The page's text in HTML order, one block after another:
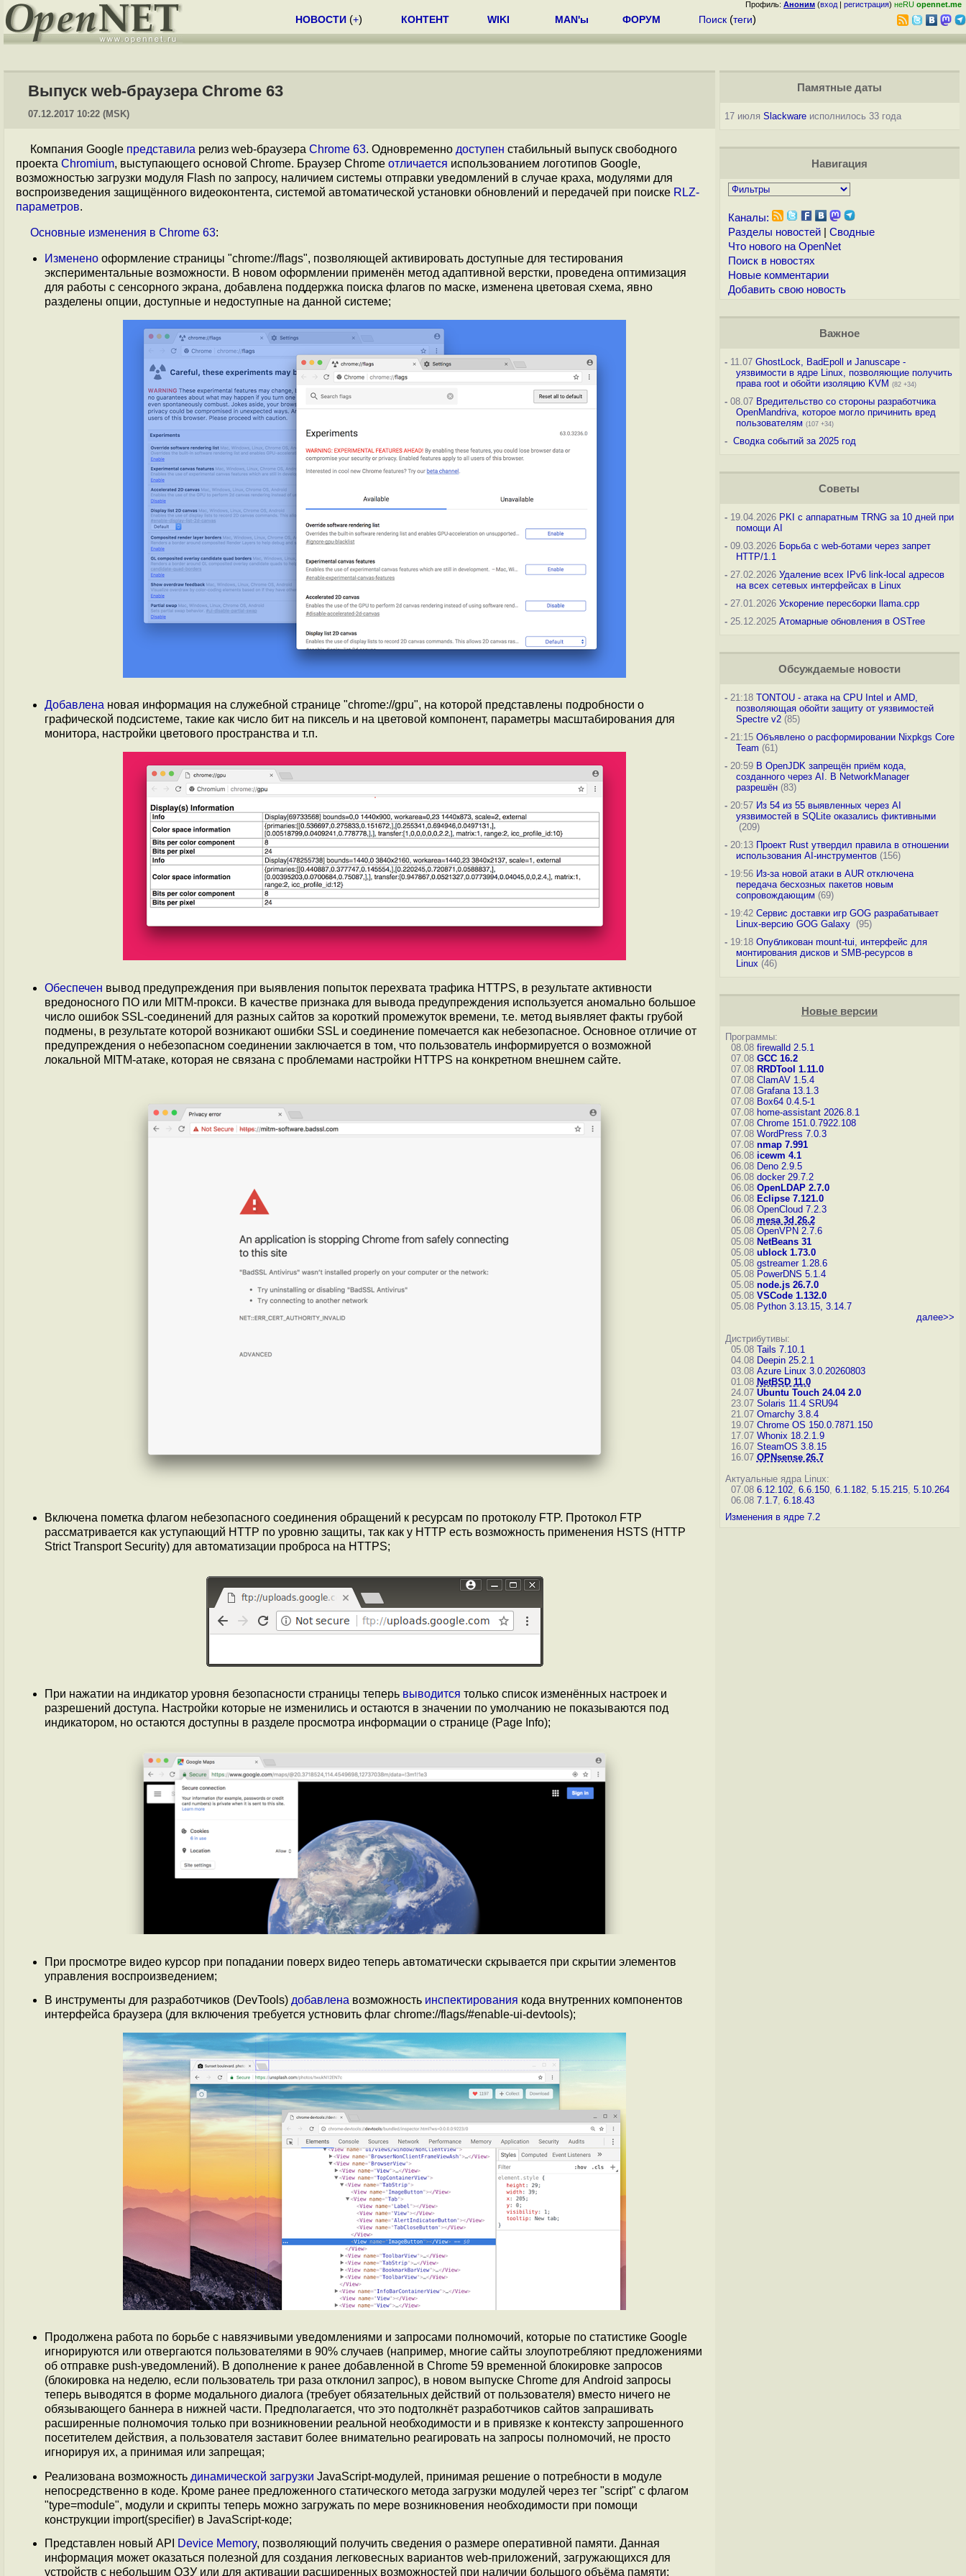
Профиль: Аноним (вход | регистрация) неRU opennet.me
НОВОСТИ (+) КОНТЕНТ WIKI MAN'ы ФОРУМ Поиск (теги)
Выпуск web-браузера Chrome 63
07.12.2017 10:22 (MSK)
Компания Google представила релиз web-браузера Chrome 63. Одновременно доступен стабильный выпуск свободного
проекта Chromium, выступающего основой Chrome. Браузер Chrome отличается использованием логотипов Google,
возможностью загрузки модуля Flash по запросу, наличием системы отправки уведомлений в случае краха, модулями для
воспроизведения защищённого видеоконтента, системой автоматической установки обновлений и передачей при поиске RLZ-
параметров.
Основные изменения в Chrome 63:
Изменено оформление страницы "chrome://flags", позволяющей активировать доступные для тестирования
экспериментальные возможности. В новом оформлении применён метод адаптивной верстки, проведена оптимизация
для работы с сенсорного экрана, добавлена поддержка поиска флагов по маске, изменена цветовая схема, явно
разделены опции, доступные и недоступные на данной системе;
Добавлена новая информация на служебной странице "chrome://gpu", на которой представлены подробности о
графической подсистеме, такие как число бит на пиксель и на цветовой компонент, параметры масштабирования для
монитора, настройки цветового пространства и т.п.
Обеспечен вывод предупреждения при выявления попыток перехвата трафика HTTPS, в результате активности
вредоносного ПО или MITM-прокси. В качестве признака для вывода предупреждения используется аномально большое
число ошибок SSL-соединений для разных сайтов за короткий промежуток времени, т.е. метод выявляет факты грубой
подмены, в результате которой возникают ошибки SSL и соединение помечается как небезопасное. Основное отличие от
предупреждения о небезопасном соединении заключается в том, что пользователь информируется о возможной
локальной MITM-атаке, которая не связана с проблемами настройки HTTPS на конкретном внешнем сайте.
Включена пометка флагом небезопасного соединения обращений к ресурсам по протоколу FTP. Протокол FTP
рассматривается как уступающий HTTP по уровню защиты, так как у HTTP есть возможность применения HSTS (HTTP
Strict Transport Security) для автоматизации проброса на HTTPS;
При нажатии на индикатор уровня безопасности страницы теперь выводится только список изменённых настроек и
разрешений доступа. Настройки которые не изменились и остаются в значении по умолчанию не показываются под
индикатором, но остаются доступны в разделе просмотра информации о странице (Page Info);
При просмотре видео курсор при попадании поверх видео теперь автоматически скрывается при скрытии элементов
управления воспроизведением;
В инструменты для разработчиков (DevTools) добавлена возможность инспектирования кода внутренних компонентов
интерфейса браузера (для включения требуется устновить флаг chrome://flags/#enable-ui-devtools);
Продолжена работа по борьбе с навязчивыми уведомлениями и запросами полномочий, которые по статистике Google
игнорируются или отвергаются пользователями в 90% случаев (например, многие сайты злоупотребляют предложениями
об отправке push-уведомлений). В дополнение к ранее добавленной в Chrome 59 временной блокировке запросов
(блокировка на неделю, если пользователь три раза отклонил запрос), в новом выпуске Chrome для Android запросы
теперь выводятся в форме модального диалога (требует обязательных действий от пользователя) вместо ничего не
обязывающего баннера в нижней части. Предполагается, что это подтолкнёт разработчиков сайтов запрашивать
расширенные полномочия только при возникновении реальной необходимости и в привязке к контексту запрошенного
посетителем действия, а пользователя заставит более внимательно реагировать на запросы полномочий, не просто
игнорируя их, а принимая или запрещая;
Реализована возможность динамической загрузки JavaScript-модулей, принимая решение о потребности в модуле
непосредственно в коде. Кроме ранее предложенного статического метода загрузки модулей через тег "script" с флагом
"type=module", модули и скрипты теперь можно загружать по мере возникновения необходимости при помощи
конструкции import(specifier) в JavaScript-коде;
Представлен новый API
Device Memory, позволяющий получить сведения о размере оперативной памяти. Данная
информация может оказаться полезной для создания легковесных вариантов web-приложений, загружающихся для
устройств с небольшим ОЗУ или для активации расширенных возможностей при наличии большого объёма памяти;
Памятные даты
17 июля Slackwareисполнилось 33 года
Навигация
Каналы:
Разделы новостей| Сводные
Что нового на OpenNet
Поиск в новостях
Новые комментарии
Добавить свою новость
Важное
-11.07 GhostLock, BadEpoll и Januscape -
уязвимости в ядре Linux, позволяющие получить
права root и обойти изоляцию KVM (82 +34)
-08.07 Вредительство со стороны разработчика
OpenMandriva, которое могло причинить вред
пользователям (107 +34)
- Сводка событий за 2025 год
Советы
-19.04.2026 PKI с аппаратным TRNG за 10 дней при
помощи AI
-09.03.2026 Борьба с web-ботами через запрет
HTTP/1.1
-27.02.2026 Удаление всех IPv6 link-local адресов
на всех сетевых интерфейсах в Linux
-27.01.2026 Ускорение пересборки llama.cpp
-25.12.2025 Атомарные обновления в OSTree
Обсуждаемые новости
-21:18 TONTOU - атака на CPU Intel и AMD,
позволяющая обойти защиту от уязвимостей
Spectre v2(85)
-21:15 Объявлено о расформировании Nixpkgs Core
Team (61)
-20:59 В OpenJDK запрещён приём кода,
созданного через AI. В NetworkManager
разрешён(83)
-20:57 Из 54 из 55 выявленных через AI
уязвимостей в SQLite оказались фиктивными
(209)
-20:13 Проект Rust утвердил правила в отношении
использования AI-инструментов(156)
-19:56 Из-за новой атаки в AUR отключена
передача бесхозных пакетов новым
сопровождающим (69)
-19:42 Сервис доставки игр GOG разрабатывает
Linux-версию GOG Galaxy (95)
-19:18 Опубликован mount-tui, интерфейс для
монтирования дисков и SMB-ресурсов в
Linux (46)
Новые версии
Программы:
08.08 firewalld 2.5.1
07.08 GCC 16.2
07.08 RRDTool 1.11.0
07.08 ClamAV 1.5.4
07.08 Grafana 13.1.3
07.08 Box64 0.4.5-1
07.08 home-assistant 2026.8.1
07.08 Chrome 151.0.7922.108
07.08 WordPress 7.0.3
07.08 nmap 7.991
06.08 icewm 4.1
06.08 Deno 2.9.5
06.08 docker 29.7.2
06.08 OpenLDAP 2.7.0
06.08 Eclipse 7.121.0
06.08 OpenCloud 7.2.3
06.08 mesa 3d 26.2
05.08 OpenVPN 2.7.6
05.08 NetBeans 31
05.08 ublock 1.73.0
05.08 gstreamer 1.28.6
05.08 PowerDNS 5.1.4
05.08 node.js 26.7.0
05.08 VSCode 1.132.0
05.08 Python 3.13.15, 3.14.7
далее>>
Дистрибутивы:
05.08 Tails 7.10.1
04.08 Deepin 25.2.1
03.08 Azure Linux 3.0.20260803
01.08 NetBSD 11.0
24.07 Ubuntu Touch 24.04 2.0
23.07 Solaris 11.4 SRU94
21.07 Omarchy 3.8.4
19.07 Chrome OS 150.0.7871.150
17.07 Whonix 18.2.1.9
16.07 SteamOS 3.8.15
16.07 OPNsense 26.7
Актуальные ядра Linux:
07.08 6.12.102, 6.6.150, 6.1.182, 5.15.215, 5.10.264
06.08 7.1.7, 6.18.43
Изменения в ядре 7.2